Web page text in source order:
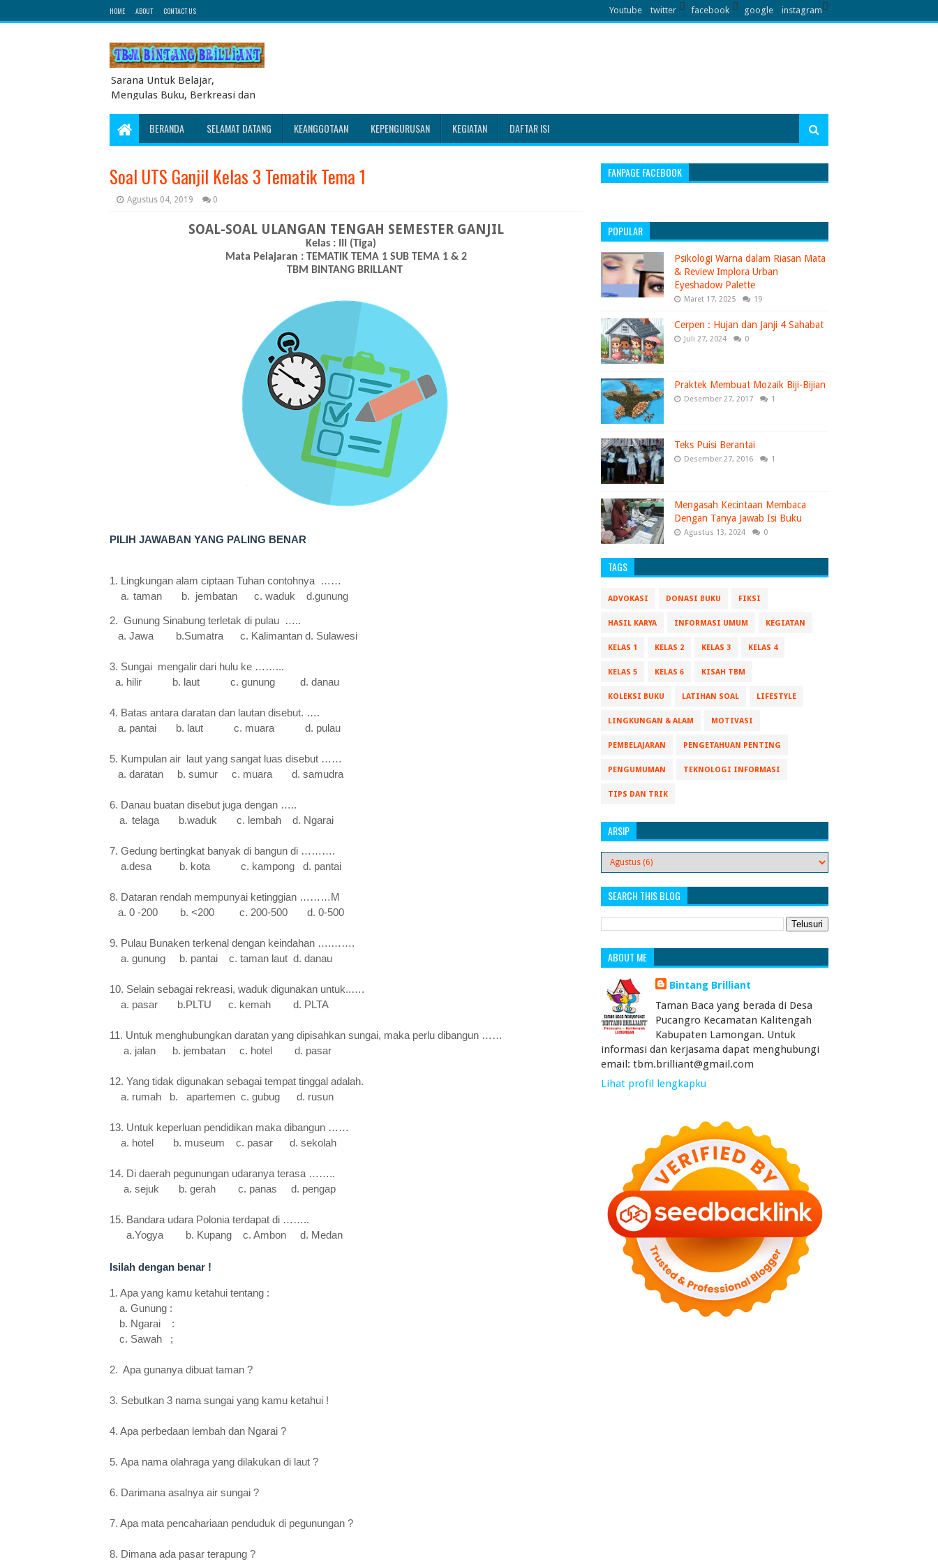
HOME ABOUT CONTACT US Youtube twitter facebook google instagram
Sarana Untuk Belajar,
Mengulas Buku, Berkreasi dan
Energi Literasi Berbagai soal
ujian sekolah dasar juga
BERANDA SELAMAT DATANG KEANGGOTAAN KEPENGURUSAN KEGIATAN DAFTAR ISI
Soal UTS Ganjil Kelas 3 Tematik Tema 1
Agustus 04, 2019 0
SOAL-SOAL ULANGAN TENGAH SEMESTER GANJIL
Kelas : III (Tiga)
Mata Pelajaran : TEMATIK TEMA 1 SUB TEMA 1 & 2
TBM BINTANG BRILLANT
PILIH JAWABAN YANG PALING BENAR
1. Lingkungan alam ciptaan Tuhan contohnya ……
a. taman b. jembatan c. waduk d.gunung
2. Gunung Sinabung terletak di pulau …..
a. Jawa b.Sumatra c. Kalimantan d. Sulawesi
3. Sungai mengalir dari hulu ke ……...
a. hilir b. laut c. gunung d. danau
4. Batas antara daratan dan lautan disebut. ….
a. pantai b. laut c. muara d. pulau
5. Kumpulan air laut yang sangat luas disebut ……
a. daratan b. sumur c. muara d. samudra
6. Danau buatan disebut juga dengan …..
a. telaga b.waduk c. lembah d. Ngarai
7. Gedung bertingkat banyak di bangun di ……….
a.desa b. kota c. kampong d. pantai
8. Dataran rendah mempunyai ketinggian ………M
a. 0 -200 b. <200 c. 200-500 d. 0-500
9. Pulau Bunaken terkenal dengan keindahan ….…….
a. gunung b. pantai c. taman laut d. danau
10. Selain sebagai rekreasi, waduk digunakan untuk..….
a. pasar b.PLTU c. kemah d. PLTA
11. Untuk menghubungkan daratan yang dipisahkan sungai, maka perlu dibangun ……
a. jalan b. jembatan c. hotel d. pasar
12. Yang tidak digunakan sebagai tempat tinggal adalah.
a. rumah b. apartemen c. gubug d. rusun
13. Untuk keperluan pendidikan maka dibangun ……
a. hotel b. museum c. pasar d. sekolah
14. Di daerah pegunungan udaranya terasa ……..
a. sejuk b. gerah c. panas d. pengap
15. Bandara udara Polonia terdapat di ……..
a.Yogya b. Kupang c. Ambon d. Medan
Isilah dengan benar !
1. Apa yang kamu ketahui tentang :
a. Gunung :
b. Ngarai :
c. Sawah ;
2. Apa gunanya dibuat taman ?
3. Sebutkan 3 nama sungai yang kamu ketahui !
4. Apa perbedaan lembah dan Ngarai ?
5. Apa nama olahraga yang dilakukan di laut ?
6. Darimana asalnya air sungai ?
7. Apa mata pencahariaan penduduk di pegunungan ?
8. Dimana ada pasar terapung ?
FANPAGE FACEBOOK
POPULAR
Psikologi Warna dalam Riasan Mata
& Review Implora Urban
Eyeshadow Palette
Maret 17, 2025 19
Cerpen : Hujan dan Janji 4 Sahabat
Juli 27, 2024 0
Praktek Membuat Mozaik Biji-Bijian
Desember 27, 2017 1
Teks Puisi Berantai
Desember 27, 2016 1
Mengasah Kecintaan Membaca
Dengan Tanya Jawab Isi Buku
Agustus 13, 2024 0
TAGS
ADVOKASI DONASI BUKU FIKSI
HASIL KARYA INFORMASI UMUM KEGIATAN
KELAS 1 KELAS 2 KELAS 3 KELAS 4
KELAS 5 KELAS 6 KISAH TBM
KOLEKSI BUKU LATIHAN SOAL LIFESTYLE
LINGKUNGAN & ALAM MOTIVASI
PEMBELAJARAN PENGETAHUAN PENTING
PENGUMUMAN TEKNOLOGI INFORMASI
TIPS DAN TRIK
ARSIP
SEARCH THIS BLOG
ABOUT ME
Bintang Brilliant
Taman Baca yang berada di Desa
Pucangro Kecamatan Kalitengah
Kabupaten Lamongan. Untuk
informasi dan kerjasama dapat menghubungi
email: tbm.brilliant@gmail.com
Lihat profil lengkapku